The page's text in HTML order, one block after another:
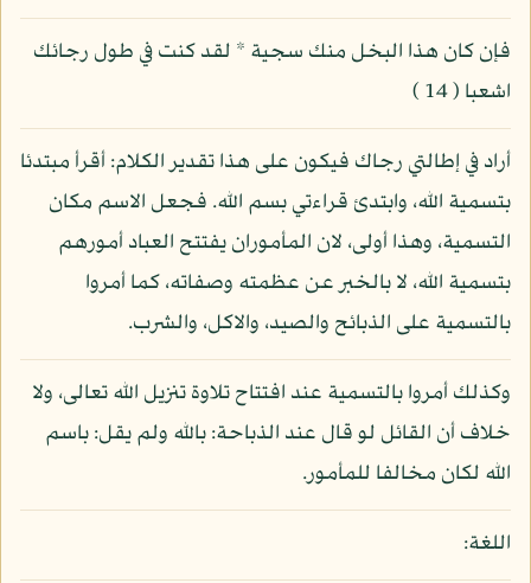
فإن كان هذا البخل منك سجية * لقد كنت في طول رجائك
اشعبا ( 14 )
أراد في إطالتي رجاك فيكون على هذا تقدير الكلام: أقرأ مبتدئا
بتسمية الله، وابتدئ قراءتي بسم الله. فجعل الاسم مكان
التسمية، وهذا أولى، لان المأموران يفتتح العباد أمورهم
بتسمية الله، لا بالخبر عن عظمته وصفاته، كما أمروا
بالتسمية على الذبائح والصيد، والاكل، والشرب.
وكذلك أمروا بالتسمية عند افتتاح تلاوة تنزيل الله تعالى، ولا
خلاف أن القائل لو قال عند الذباحة: بالله ولم يقل: باسم
الله لكان مخالفا للمأمور.
اللغة: